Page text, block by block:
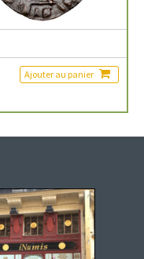
Ajouter au panier